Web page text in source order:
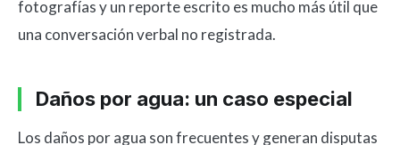
fotografías y un reporte escrito es mucho más útil que
una conversación verbal no registrada.
Daños por agua: un caso especial
Los daños por agua son frecuentes y generan disputas